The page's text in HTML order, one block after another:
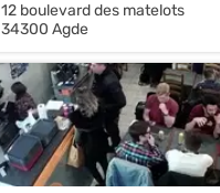
12 boulevard des matelots
34300 Agde